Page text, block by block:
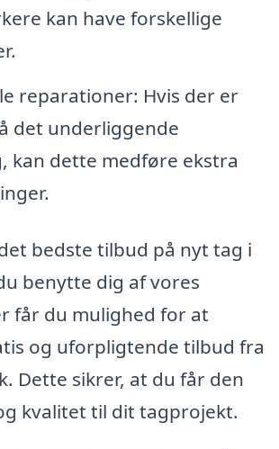
kan have forskellige
reparationer: Hvis der er
det underliggende
kan dette medføre ekstra
bedste tilbud på nyt tag i
benytte dig af vores
får du mulighed for at
og uforpligtende tilbud fra
Dette sikrer, at du får den
kvalitet til dit tagprojekt.